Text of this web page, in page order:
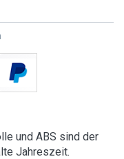
und ABS sind der
Jahreszeit.